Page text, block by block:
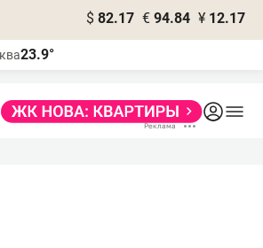
$ 82.17 € 94.84 ¥ 12.17
23.9°